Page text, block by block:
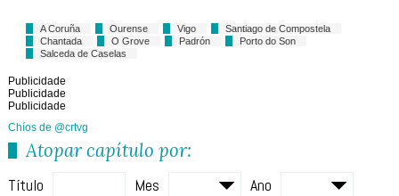
A Coruña Ourense Vigo
Santiago de Compostela
Chantada
O Grove Padrón
Porto do Son
Salceda de Caselas
Publicidade
Publicidade
Publicidade
Chíos de @crtvg
Atopar capítulo por:
Título Mes
Ano